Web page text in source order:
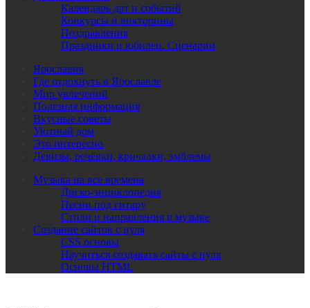
Календарь дат и событий
Конкурсы и викторины
Поздравления
Праздники и юбилеи. Сценарии
Ярославия
Где отдохнуть в Ярославле
Мир увлечений
Полезная информация
Вкусные советы
Уютный дом
Это интересно
Девизы, речёвки, кричалки, эмблемы
Музыка на все времена
Диско-энциклопедия
Песни под гитару
Стили и направления в музыке
Создание сайтов с нуля
CSS основы
Научиться создавать сайты с нуля
Основы HTML